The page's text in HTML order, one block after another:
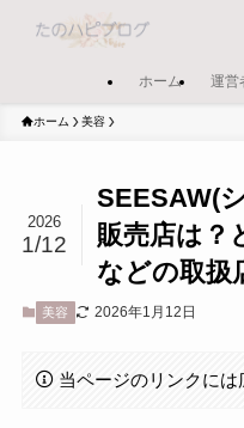
ホーム 運営
ホーム 美容
SEESAW(
販売店は？
などの取扱
2026
1/12
美容 2026年1月12日
当ページのリンクには